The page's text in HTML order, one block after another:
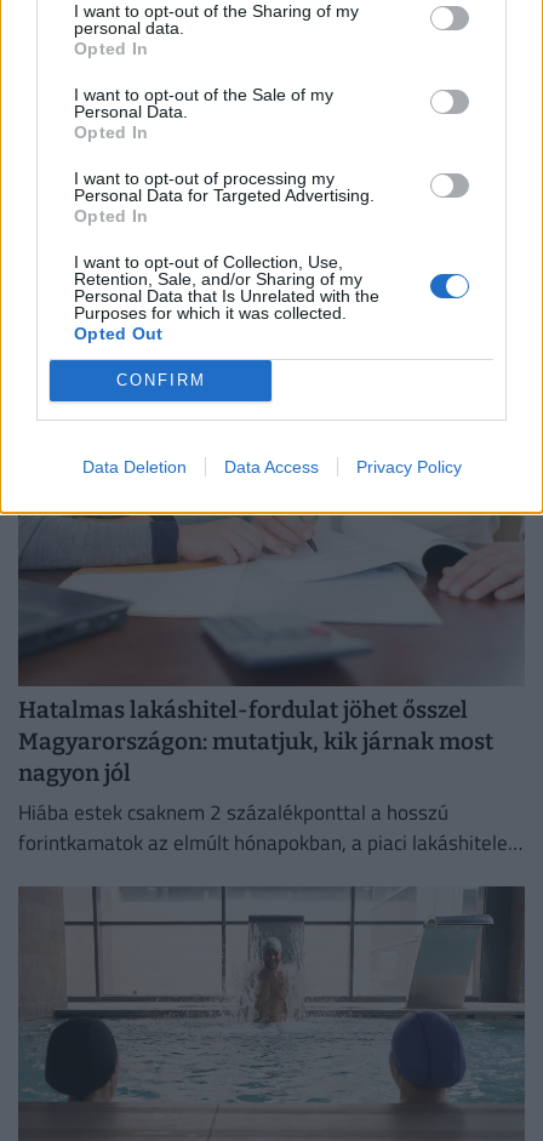
I want to opt-out of the Sharing of my
personal data.
Opted In
I want to opt-out of the Sale of my
Personal Data.
Opted In
I want to opt-out of processing my
Personal Data for Targeted Advertising.
Opted In
I want to opt-out of Collection, Use,
Retention, Sale, and/or Sharing of my
Personal Data that Is Unrelated with the
Purposes for which it was collected.
Opted Out
CONFIRM
Data Deletion Data Access Privacy Policy
50 forintos palackgyűjtésből élnek túl egyre
többen: tényleg a visszaváltási rendszer
megszüntetése lenne a megoldás?
Aknai Zoltán, a Menhely Alapítvány vezetője a
Pénzcentrumnak arról beszélt, miért veszélyes bűnbakká
tenni a hajléktalan embereket,
Hatalmas lakáshitel-fordulat jöhet ősszel
Magyarországon: mutatjuk, kik járnak most
nagyon jól
Hiába estek csaknem 2 százalékponttal a hosszú
forintkamatok az elmúlt hónapokban, a piaci lakáshitelek